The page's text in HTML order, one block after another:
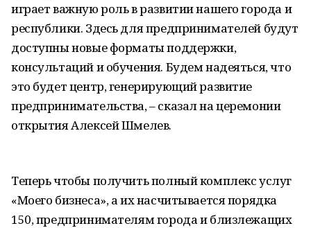
играет важную роль в развитии нашего города и
республики. Здесь для предпринимателей будут
доступны новые форматы поддержки,
консультаций и обучения. Будем надеяться, что
это будет центр, генерирующий развитие
предпринимательства, – сказал на церемонии
открытия Алексей Шмелев.
Теперь чтобы получить полный комплекс услуг
«Моего бизнеса», а их насчитывается порядка
150, предпринимателям города и близлежащих